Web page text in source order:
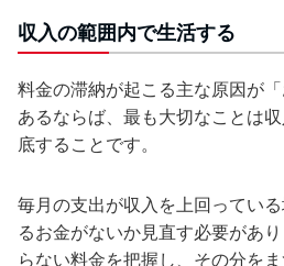
収入の範囲内で生活する
料金の滞納が起こる主な原因が
あるならば、最も大切なことは
底することです。
毎月の支出が収入を上回ってい
るお金がないか見直す必要があ
らない料金を把握し、その分を